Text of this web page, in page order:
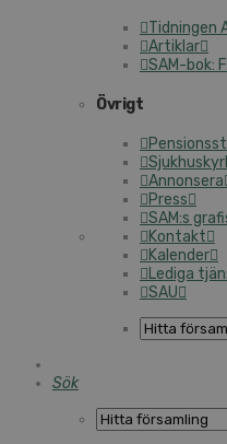
Tidningen
Artiklar
SAM-bok:
Övrigt
Annonsera
Press
SAM:s
Kontakt
Kalender
Lediga
SAU
Sök